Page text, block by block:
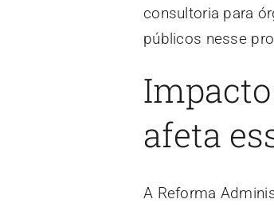
consultoria para
públicos nesse
afeta
A Reforma